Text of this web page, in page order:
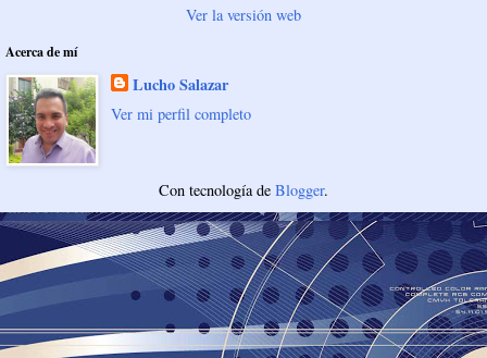
Ver la versión web
Acerca de mí
Lucho Salazar
Ver mi perfil completo
Con tecnología de Blogger.